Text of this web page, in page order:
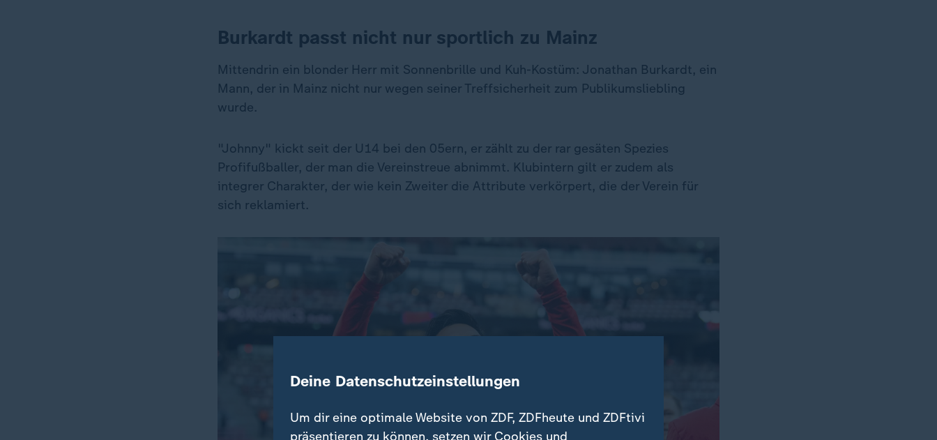
Burkardt passt nicht nur sportlich zu Mainz
Mittendrin ein blonder Herr mit Sonnenbrille und Kuh-Kostüm: Jonathan Burkardt, ein
Mann, der in Mainz nicht nur wegen seiner Treffsicherheit zum Publikumsliebling
wurde.
"Johnny" kickt seit der U14 bei den 05ern, er zählt zu der rar gesäten Spezies
Profifußballer, der man die Vereinstreue abnimmt. Klubintern gilt er zudem als
integrer Charakter, der wie kein Zweiter die Attribute verkörpert, die der Verein für
sich reklamiert.
Deine Datenschutzeinstellungen
Um dir eine optimale Website von ZDF, ZDFheute und ZDFtivi
präsentieren zu können, setzen wir Cookies und